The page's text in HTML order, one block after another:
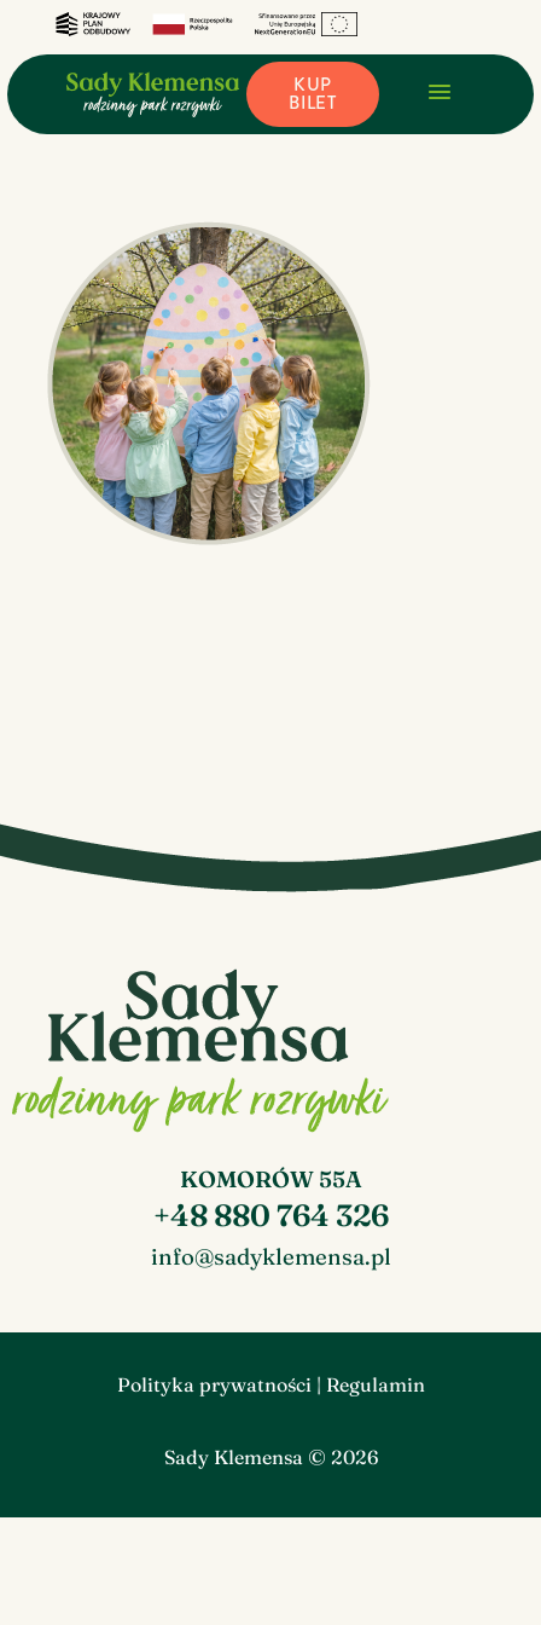
KUP
BILET
KOMORÓW 55A
+48 880 764 326
info@sadyklemensa.pl
Polityka prywatności| Regulamin
Sady Klemensa © 2026